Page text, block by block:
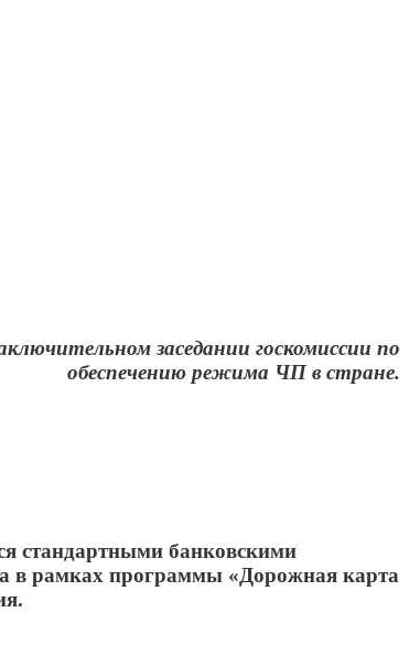
заседании госкомиссии по
обеспечению режима ЧП в стране.
стандартными банковскими
в рамках программы «Дорожная карта